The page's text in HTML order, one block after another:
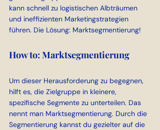
kann schnell zu logistischen Albträumen
und ineffizienten Marketingstrategien
führen. Die Lösung: Marktsegmentierung!
How to: Marktsegmentierung
Um dieser Herausforderung zu begegnen,
hilft es, die Zielgruppe in kleinere,
spezifische Segmente zu unterteilen. Das
nennt man Marktsegmentierung. Durch die
Segmentierung kannst du gezielter auf die